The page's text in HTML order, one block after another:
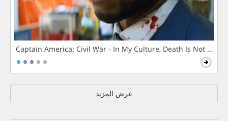
Captain America: Civil War - In My Culture, Death Is Not The
عرض المزيد